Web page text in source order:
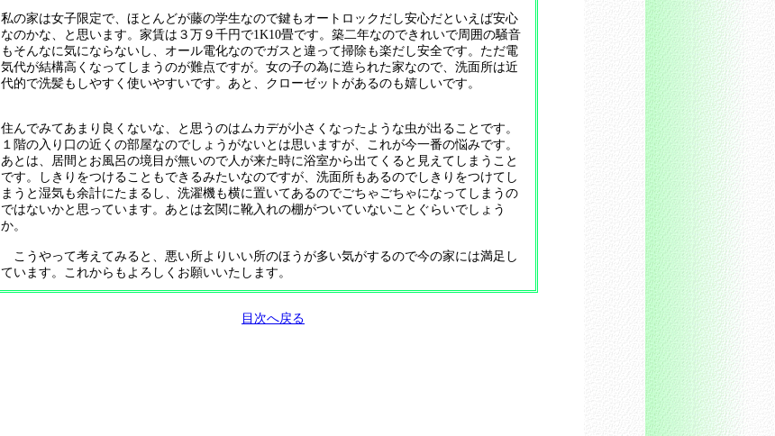
私の家は女子限定で、ほとんどが藤の学生なので鍵もオートロックだし安心だといえば安心
なのかな、と思います。家賃は３万９千円で1K10畳です。築二年なのできれいで周囲の騒音
もそんなに気にならないし、オール電化なのでガスと違って掃除も楽だし安全です。ただ電
気代が結構高くなってしまうのが難点ですが。女の子の為に造られた家なので、洗面所は近
代的で洗髪もしやすく使いやすいです。あと、クローゼットがあるのも嬉しいです。
住んでみてあまり良くないな、と思うのはムカデが小さくなったような虫が出ることです。
１階の入り口の近くの部屋なのでしょうがないとは思いますが、これが今一番の悩みです。
あとは、居間とお風呂の境目が無いので人が来た時に浴室から出てくると見えてしまうこと
です。しきりをつけることもできるみたいなのですが、洗面所もあるのでしきりをつけてし
まうと湿気も余計にたまるし、洗濯機も横に置いてあるのでごちゃごちゃになってしまうの
ではないかと思っています。あとは玄関に靴入れの棚がついていないことぐらいでしょう
か。
こうやって考えてみると、悪い所よりいい所のほうが多い気がするので今の家には満足し
ています。これからもよろしくお願いいたします。
目次へ戻る